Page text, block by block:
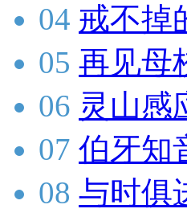
04 戒不掉
05 再见母
06 灵山感
07 伯牙知
08 与时俱